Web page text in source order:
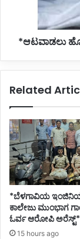
*ಆಟವಾಡಲು
Related
*ಬೆಳಗಾವಿಯ
ಕಾಲೇಜು ಮುಂಭಾಗ
ಓರ್ವ ಆರೋಪಿ ಅರೆಸ್ಟ್*
15 hours ago